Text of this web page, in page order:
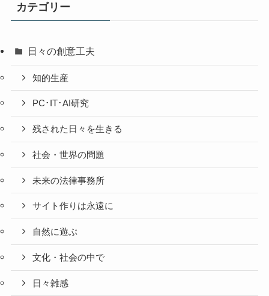
稿
カテゴリー
日々の創意工夫
知的生産
PC･IT･AI研究
残された日々を生きる
社会・世界の問題
未来の法律事務所
サイト作りは永遠に
自然に遊ぶ
文化・社会の中で
日々雑感